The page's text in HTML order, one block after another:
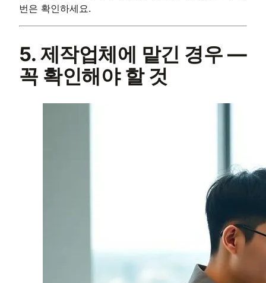
번은 확인하세요.
5. 제작업체에 맡긴 경우 —
꼭 확인해야 할 것